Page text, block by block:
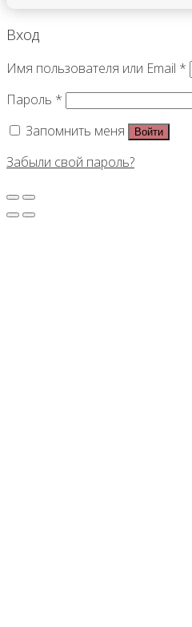
Вход
Имя пользователя или Email *
Пароль *
Запомнить меня
Войти
Забыли свой пароль?